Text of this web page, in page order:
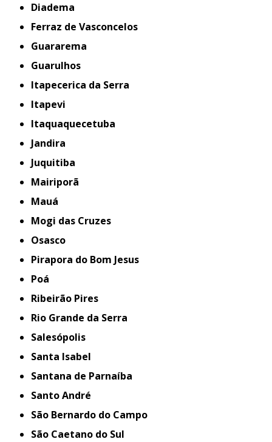
Diadema
Ferraz de Vasconcelos
Guararema
Guarulhos
Itapecerica da Serra
Itapevi
Itaquaquecetuba
Jandira
Juquitiba
Mairiporã
Mauá
Mogi das Cruzes
Osasco
Pirapora do Bom Jesus
Poá
Ribeirão Pires
Rio Grande da Serra
Salesópolis
Santa Isabel
Santana de Parnaíba
Santo André
São Bernardo do Campo
São Caetano do Sul